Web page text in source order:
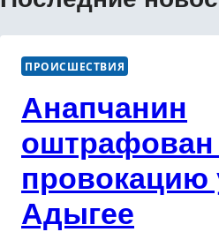
ПРОИСШЕСТВИЯ
Анапчанин
оштрафован
провокацию
Адыгее